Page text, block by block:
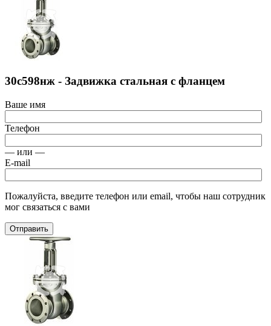
30с598нж - Задвижка стальная с фланцем
Ваше имя
Телефон
— или —
E-mail
Пожалуйста, введите телефон или email, чтобы наш сотрудник
мог связаться с вами
Отправить